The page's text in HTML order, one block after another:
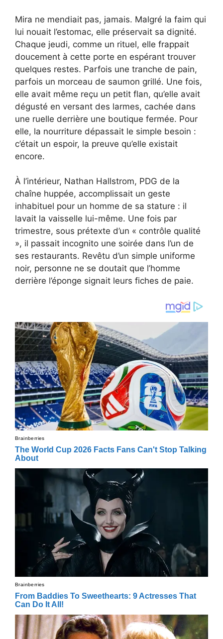
Mira ne mendiait pas, jamais. Malgré la faim qui
lui nouait l’estomac, elle préservait sa dignité.
Chaque jeudi, comme un rituel, elle frappait
doucement à cette porte en espérant trouver
quelques restes. Parfois une tranche de pain,
parfois un morceau de saumon grillé. Une fois,
elle avait même reçu un petit flan, qu’elle avait
dégusté en versant des larmes, cachée dans
une ruelle derrière une boutique fermée. Pour
elle, la nourriture dépassait le simple besoin :
c’était un espoir, la preuve qu’elle existait
encore.
À l’intérieur, Nathan Hallstrom, PDG de la
chaîne huppée, accomplissait un geste
inhabituel pour un homme de sa stature : il
lavait la vaisselle lui-même. Une fois par
trimestre, sous prétexte d’un « contrôle qualité
», il passait incognito une soirée dans l’un de
ses restaurants. Revêtu d’un simple uniforme
noir, personne ne se doutait que l’homme
derrière l’éponge signait leurs fiches de paie.